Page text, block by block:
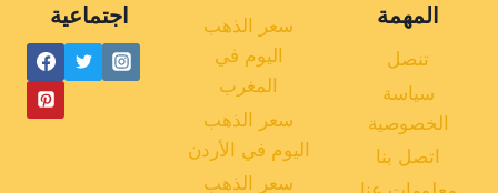
اجتماعية
سعر الذهب
اليوم في
المغرب
سعر الذهب
اليوم في الأردن
سعر الذهب
المهمة
تنصل
سياسة
الخصوصية
اتصل بنا